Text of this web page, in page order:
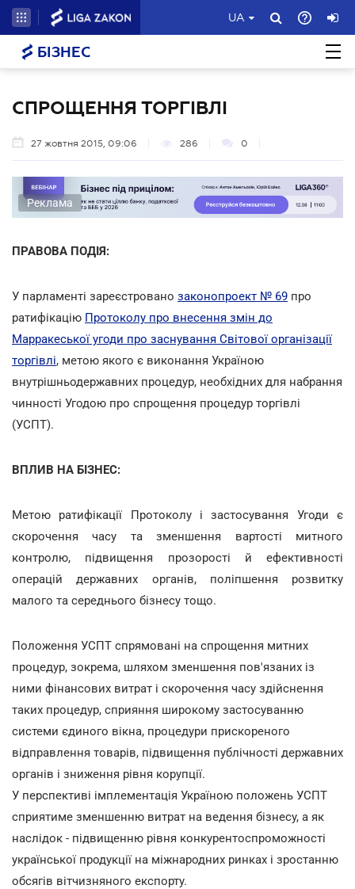
UA
БІЗНЕС
СПРОЩЕННЯ ТОРГІВЛІ
27 жовтня 2015, 09:06 286 0
Реклама
ПРАВОВА ПОДІЯ:
У парламенті зареєстровано законопроект № 69 про
ратифікацію Протоколу про внесення змін до
Марракеської угоди про заснування Світової організації
торгівлі, метою якого є виконання Україною
внутрішньодержавних процедур, необхідних для набрання
чинності Угодою про спрощення процедур торгівлі
(УСПТ).
ВПЛИВ НА БІЗНЕС:
Метою ратифікації Протоколу і застосування Угоди є
скорочення часу та зменшення вартості митного
контролю, підвищення прозорості й ефективності
операцій державних органів, поліпшення розвитку
малого та середнього бізнесу тощо.
Положення УСПТ спрямовані на спрощення митних
процедур, зокрема, шляхом зменшення пов'язаних із
ними фінансових витрат і скорочення часу здійснення
таких процедур, сприяння широкому застосуванню
системи єдиного вікна, процедури прискореного
відправлення товарів, підвищення публічності державних
органів і зниження рівня корупції.
У перспективі імплементація Україною положень УСПТ
сприятиме зменшенню витрат на ведення бізнесу, а як
наслідок - підвищенню рівня конкурентоспроможності
української продукції на міжнародних ринках і зростанню
обсягів вітчизняного експорту.